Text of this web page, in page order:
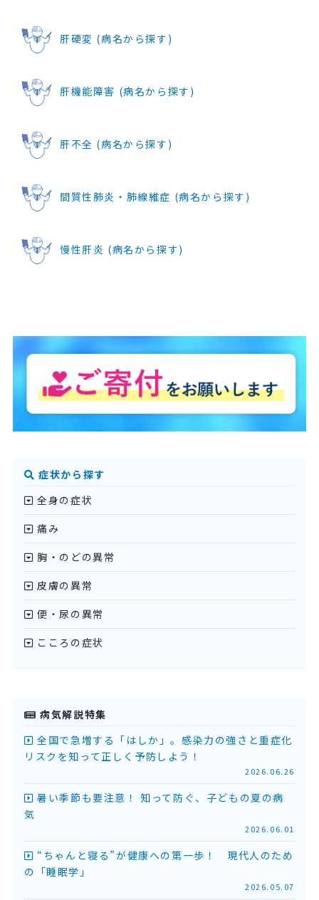
肝硬変 (病名から探す)
肝機能障害 (病名から探す)
肝不全 (病名から探す)
間質性肺炎・肺線維症 (病名から探す)
慢性肝炎 (病名から探す)
症状から探す
全身の症状
痛み
胸・のどの異常
皮膚の異常
便・尿の異常
こころの症状
病気解説特集
全国で急増する「はしか」。感染力の強さと重症化
リスクを知って正しく予防しよう！
2026.06.26
暑い季節も要注意！ 知って防ぐ、子どもの夏の病
気
2026.06.01
“ちゃんと寝る”が健康への第一歩！ 現代人のため
の「睡眠学」
2026.05.07